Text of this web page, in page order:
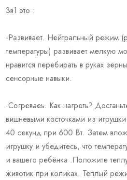
3в1 это :
-Развивает. Нейтральный режим
температуры) развивает мелкую
нравится перебирать в руках
сенсорные навыки.
-Согреваеь. Как нагреть?
вишневыми косточками из
40 секунд при 600 Вт. Затем
игрушку и убедитесь, что
и вашего ребёнка .Положите
животик при коликах. Тёплый